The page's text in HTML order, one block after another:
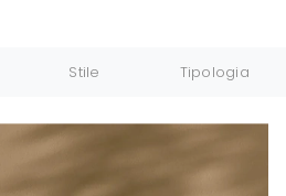
Stile Tipologia